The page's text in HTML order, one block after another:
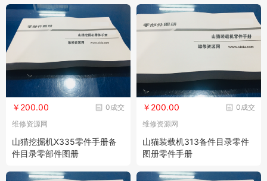
0成交
￥200.00
维修资源网
山猫挖掘机X335零件手册备
件目录零部件图册
0成交
￥200.00
维修资源网
山猫装载机313备件目录零件
图册零件手册